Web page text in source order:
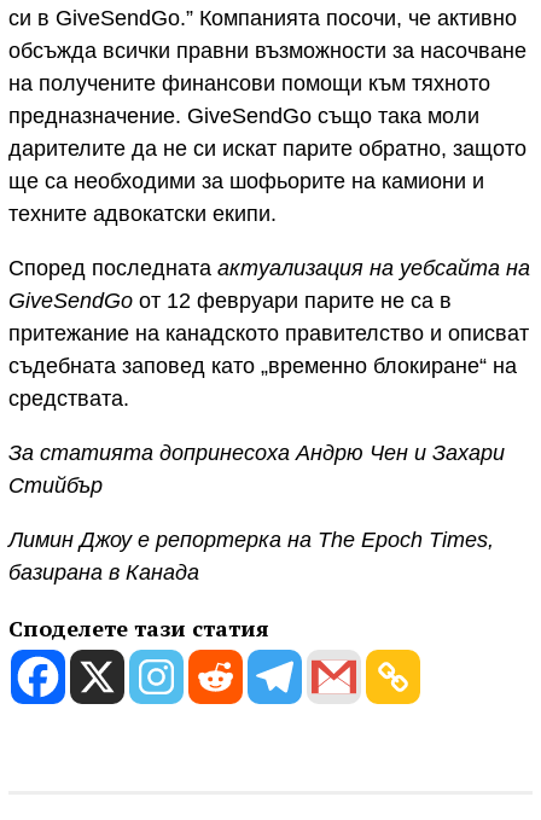
си в GiveSendGo.” Компанията посочи, че активно
обсъжда всички правни възможности за насочване
на получените финансови помощи към тяхното
предназначение. GiveSendGo също така моли
дарителите да не си искат парите обратно, защото
ще са необходими за шофьорите на камиони и
техните адвокатски екипи.
Според последната актуализация на уебсайта на
GiveSendGo от 12 февруари парите не са в
притежание на канадското правителство и описват
съдебната заповед като „временно блокиране“ на
средствата.
За статията допринесоха Андрю Чен и Захари
Стийбър
Лимин Джоу е репортерка на The Epoch Times,
базирана в Канада
Споделете тази статия